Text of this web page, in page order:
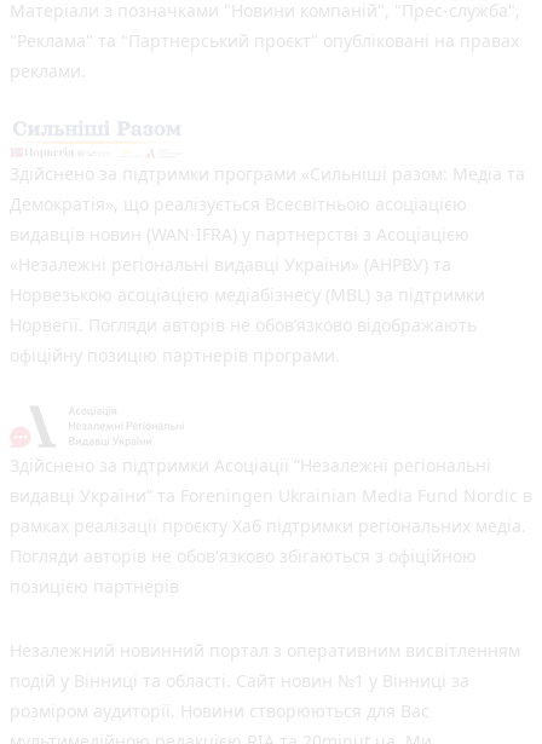
Матеріали з позначками "Новини компаній", "Прес-служба",
"Реклама" та "Партнерський проєкт" опубліковані на правах
реклами.
Здійснено за підтримки програми «Сильніші разом: Медіа та
Демократія», що реалізується Всесвітньою асоціацією
видавців новин (WAN-IFRA) у партнерстві з Асоціацією
«Незалежні регіональні видавці України» (АНРВУ) та
Норвезькою асоціацією медіабізнесу (MBL) за підтримки
Норвегії. Погляди авторів не обов’язково відображають
офіційну позицію партнерів програми.
Здійснено за підтримки Асоціації “Незалежні регіональні
видавці України” та Foreningen Ukrainian Media Fund Nordic в
рамках реалізації проєкту Хаб підтримки регіональних медіа.
Погляди авторів не обов'язково збігаються з офіційною
позицією партнерів
Незалежний новинний портал з оперативним висвітленням
подій у Вінниці та області. Сайт новин №1 у Вінниці за
розміром аудиторії. Новини створюються для Вас